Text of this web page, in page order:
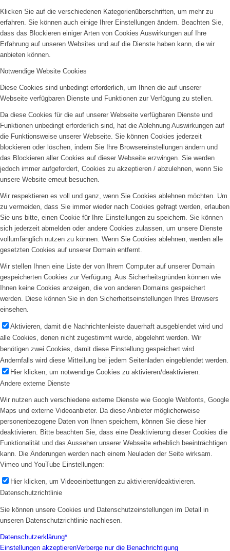
Klicken Sie auf die verschiedenen Kategorienüberschriften, um mehr zu
erfahren. Sie können auch einige Ihrer Einstellungen ändern. Beachten Sie,
dass das Blockieren einiger Arten von Cookies Auswirkungen auf Ihre
Erfahrung auf unseren Websites und auf die Dienste haben kann, die wir
anbieten können.
Notwendige Website Cookies
Diese Cookies sind unbedingt erforderlich, um Ihnen die auf unserer
Webseite verfügbaren Dienste und Funktionen zur Verfügung zu stellen.
Da diese Cookies für die auf unserer Webseite verfügbaren Dienste und
Funktionen unbedingt erforderlich sind, hat die Ablehnung Auswirkungen auf
die Funktionsweise unserer Webseite. Sie können Cookies jederzeit
blockieren oder löschen, indem Sie Ihre Browsereinstellungen ändern und
das Blockieren aller Cookies auf dieser Webseite erzwingen. Sie werden
jedoch immer aufgefordert, Cookies zu akzeptieren / abzulehnen, wenn Sie
unsere Website erneut besuchen.
Wir respektieren es voll und ganz, wenn Sie Cookies ablehnen möchten. Um
zu vermeiden, dass Sie immer wieder nach Cookies gefragt werden, erlauben
Sie uns bitte, einen Cookie für Ihre Einstellungen zu speichern. Sie können
sich jederzeit abmelden oder andere Cookies zulassen, um unsere Dienste
vollumfänglich nutzen zu können. Wenn Sie Cookies ablehnen, werden alle
gesetzten Cookies auf unserer Domain entfernt.
Wir stellen Ihnen eine Liste der von Ihrem Computer auf unserer Domain
gespeicherten Cookies zur Verfügung. Aus Sicherheitsgründen können wie
Ihnen keine Cookies anzeigen, die von anderen Domains gespeichert
werden. Diese können Sie in den Sicherheitseinstellungen Ihres Browsers
einsehen.
Aktivieren, damit die Nachrichtenleiste dauerhaft ausgeblendet wird und
alle Cookies, denen nicht zugestimmt wurde, abgelehnt werden. Wir
benötigen zwei Cookies, damit diese Einstellung gespeichert wird.
Andernfalls wird diese Mitteilung bei jedem Seitenladen eingeblendet werden.
Hier klicken, um notwendige Cookies zu aktivieren/deaktivieren.
Andere externe Dienste
Wir nutzen auch verschiedene externe Dienste wie Google Webfonts, Google
Maps und externe Videoanbieter. Da diese Anbieter möglicherweise
personenbezogene Daten von Ihnen speichern, können Sie diese hier
deaktivieren. Bitte beachten Sie, dass eine Deaktivierung dieser Cookies die
Funktionalität und das Aussehen unserer Webseite erheblich beeinträchtigen
kann. Die Änderungen werden nach einem Neuladen der Seite wirksam.
Vimeo und YouTube Einstellungen:
Hier klicken, um Videoeinbettungen zu aktivieren/deaktivieren.
Datenschutzrichtlinie
Sie können unsere Cookies und Datenschutzeinstellungen im Detail in
unseren Datenschutzrichtlinie nachlesen.
Datenschutzerklärung*
Einstellungen akzeptierenVerberge nur die Benachrichtigung